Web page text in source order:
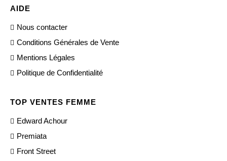
AIDE
Nous contacter
Conditions Générales de Vente
Mentions Légales
Politique de Confidentialité
TOP VENTES FEMME
Edward Achour
Premiata
Front Street